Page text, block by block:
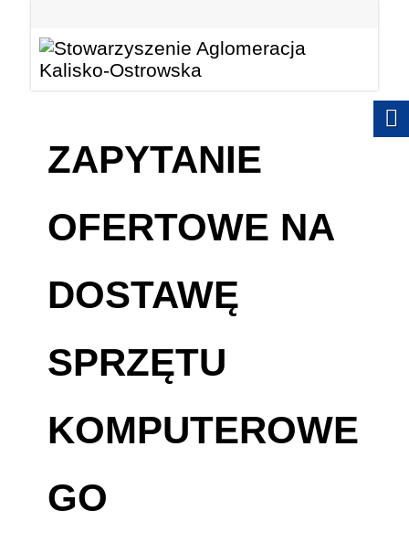
ZAPYTANIE
OFERTOWE NA
DOSTAWĘ
SPRZĘTU
KOMPUTEROWE
GO